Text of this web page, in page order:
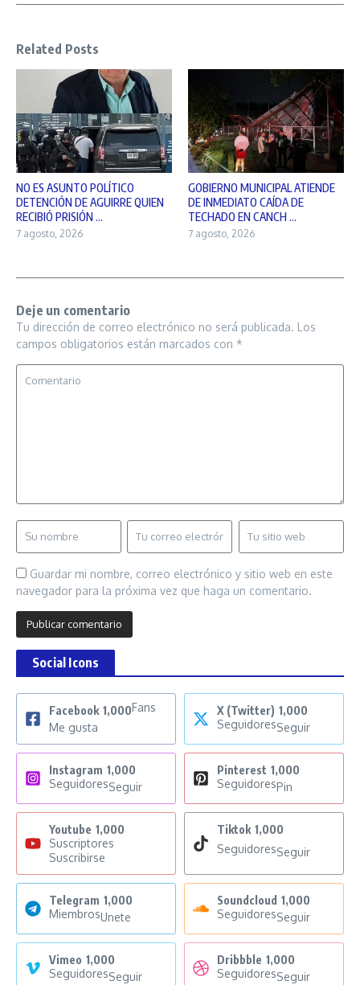
Related Posts
NO ES ASUNTO POLÍTICO
DETENCIÓN DE AGUIRRE QUIEN
RECIBIÓ PRISIÓN ...
7 agosto, 2026
GOBIERNO MUNICIPAL ATIENDE
DE INMEDIATO CAÍDA DE
TECHADO EN CANCH ...
7 agosto, 2026
Deje un comentario
Tu dirección de correo electrónico no será publicada. Los
campos obligatorios están marcados con *
Guardar mi nombre, correo electrónico y sitio web en este
navegador para la próxima vez que haga un comentario.
Social Icons
Facebook 1,000Fans
Me gusta
X (Twitter) 1,000
SeguidoresSeguir
Instagram 1,000
SeguidoresSeguir
Pinterest 1,000
SeguidoresPin
Youtube 1,000
Suscriptores
Suscribirse
Tiktok 1,000
SeguidoresSeguir
Telegram 1,000
MiembrosUnete
Soundcloud 1,000
SeguidoresSeguir
Vimeo 1,000
SeguidoresSeguir
Dribbble 1,000
SeguidoresSeguir